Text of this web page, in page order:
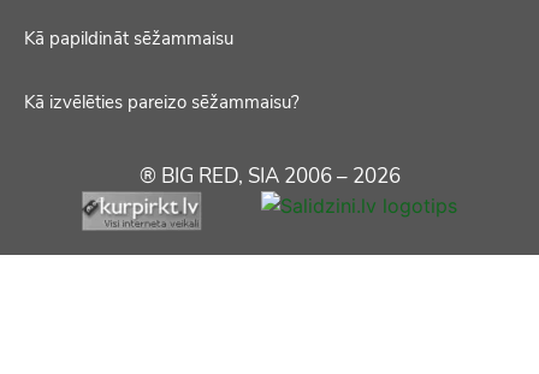
Kā papildināt sēžammaisu
Kā izvēlēties pareizo sēžammaisu?
® BIG RED, SIA 2006 – 2026